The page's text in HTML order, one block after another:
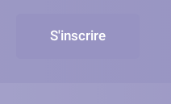
S'inscrire